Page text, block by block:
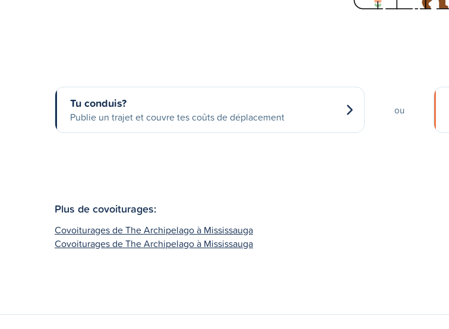
Tu conduis?
Publie un trajet et couvre tes coûts de déplacement
ou
Plus de covoiturages:
Covoiturages de The Archipelago à Mississauga
Covoiturages de The Archipelago à Mississauga